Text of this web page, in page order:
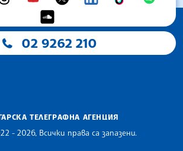
02 9262 210
ТЕЛЕГРАФНА АГЕНЦИЯ
- 2026, Всички права са запазени.